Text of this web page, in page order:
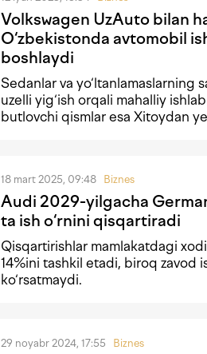
Volkswagen UzAuto bilan
O‘zbekistonda avtomobil
boshlaydi
Sedanlar va yo‘ltanlamaslarning
uzelli yig‘ish orqali mahalliy
butlovchi qismlar esa Xitoydan
18 mart 2025, 09:48 Biznes
Audi 2029-yilgacha
ta ish o‘rnini qisqartiradi
Qisqartirishlar mamlakatdagi
14%ini tashkil etadi, biroq zavod
ko‘rsatmaydi.
29 noyabr 2024, 17:55 Biznes